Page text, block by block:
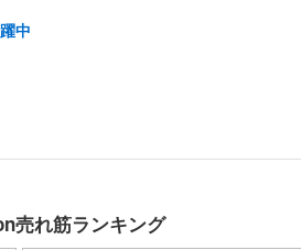
中
売れ筋ランキング